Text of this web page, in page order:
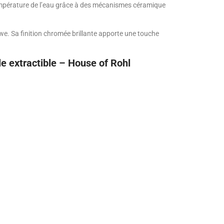
de l’eau grâce à des mécanismes céramique
Sa finition chromée brillante apporte une touche
extractible – House of Rohl